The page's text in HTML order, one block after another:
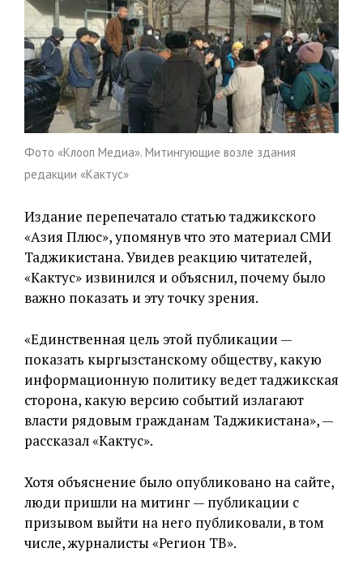
Фото «Клооп Медиа». Митингующие возле здания
редакции «Кактус»
Издание перепечатало статью таджикского
«Азия Плюс», упомянув что это материал СМИ
Таджикистана. Увидев реакцию читателей,
«Кактус» извинился и объяснил, почему было
важно показать и эту точку зрения.
«Единственная цель этой публикации —
показать кыргызстанскому обществу, какую
информационную политику ведет таджикская
сторона, какую версию событий излагают
власти рядовым гражданам Таджикистана», —
рассказал «Кактус».
Хотя объяснение было опубликовано на сайте,
люди пришли на митинг — публикации с
призывом выйти на него публиковали, в том
числе, журналисты «Регион ТВ».